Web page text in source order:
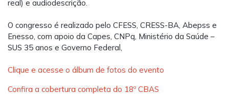
real) e audiodescrição.
O congresso é realizado pelo CFESS, CRESS-BA, Abepss e
Enesso, com apoio da Capes, CNPq, Ministério da Saúde –
SUS 35 anos e Governo Federal,
Clique e acesse o álbum de fotos do evento
Confira a cobertura completa do 18º CBAS